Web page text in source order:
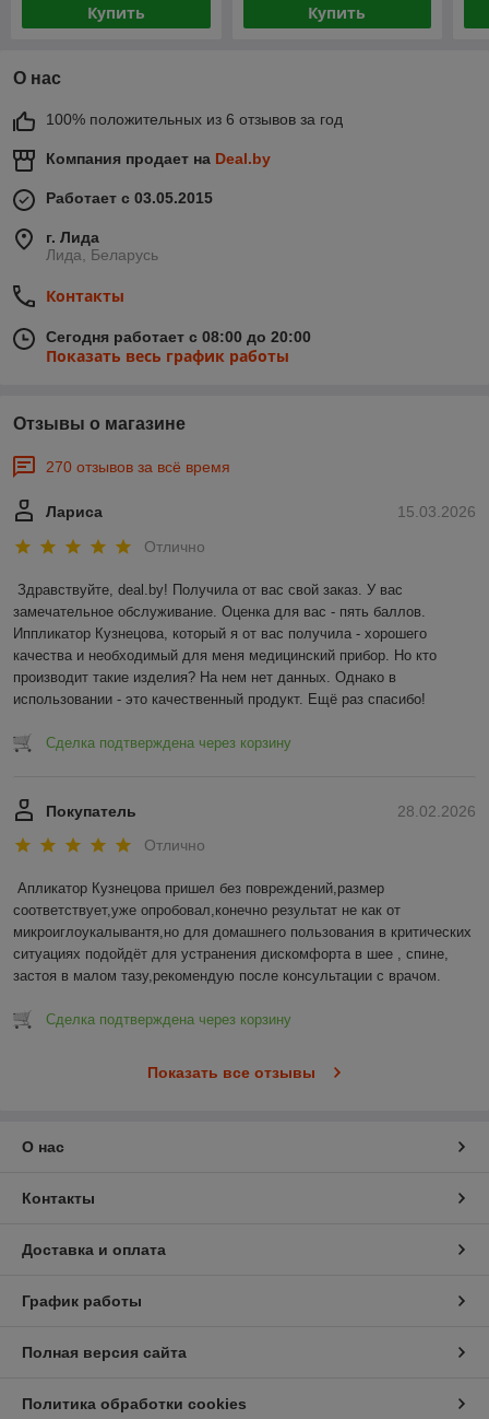
Купить Купить
О нас
100% положительных из 6 отзывов за год
Компания продает на Deal.by
Работает с 03.05.2015
г. Лида
Лида, Беларусь
Контакты
Сегодня работает с 08:00 до 20:00
Показать весь график работы
Отзывы о магазине
270 отзывов за всё время
15.03.2026
Лариса
Отлично
Здравствуйте, deal.by! Получила от вас свой заказ. У вас
замечательное обслуживание. Оценка для вас - пять баллов.
Иппликатор Кузнецова, который я от вас получила - хорошего
качества и необходимый для меня медицинский прибор. Но кто
производит такие изделия? На нем нет данных. Однако в
использовании - это качественный продукт. Ещё раз спасибо!
Сделка подтверждена через корзину
28.02.2026
Покупатель
Отлично
Апликатор Кузнецова пришел без повреждений,размер
соответствует,уже опробовал,конечно результат не как от
микроиглоукалывантя,но для домашнего пользования в критических
ситуациях подойдёт для устранения дискомфорта в шее , спине,
застоя в малом тазу,рекомендую после консультации с врачом.
Сделка подтверждена через корзину
Показать все отзывы
О нас
Контакты
Доставка и оплата
График работы
Полная версия сайта
Политика обработки cookies